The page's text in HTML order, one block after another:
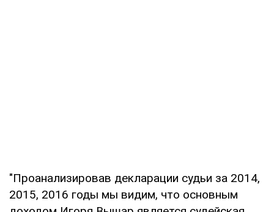
"Проанализировав декларации судьи за 2014,
2015, 2016 годы мы видим, что основным